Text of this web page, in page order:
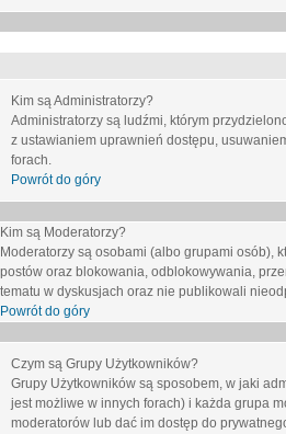
Kim są Administratorzy?
Administratorzy są ludźmi, którym
z ustawianiem uprawnień dostępu,
forach.
Powrót do góry
Kim są Moderatorzy?
Moderatorzy są osobami (albo grupami osób),
postów oraz blokowania, odblokowywania,
tematu w dyskusjach oraz nie publikowali
Powrót do góry
Czym są Grupy Użytkowników?
Grupy Użytkowników są sposobem, w jaki
jest możliwe w innych forach) i każda grupa
moderatorów lub dać im dostęp do